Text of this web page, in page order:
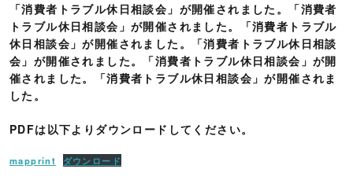
「消費者トラブル休日相談会」が開催されました。「消費者
トラブル休日相談会」が開催されました。「消費者トラブル
休日相談会」が開催されました。「消費者トラブル休日相談
会」が開催されました。「消費者トラブル休日相談会」が開
催されました。「消費者トラブル休日相談会」が開催されま
した。
PDFは以下よりダウンロードしてください。
mapprint ダウンロード